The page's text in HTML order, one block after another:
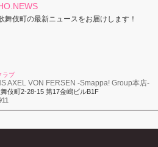
舞伎町の最新ニュースをお届けします！
ラブ
AXEL VON FERSEN -Smappa! Group本店-
伎町2-28-15 第17金嶋ビルB1F